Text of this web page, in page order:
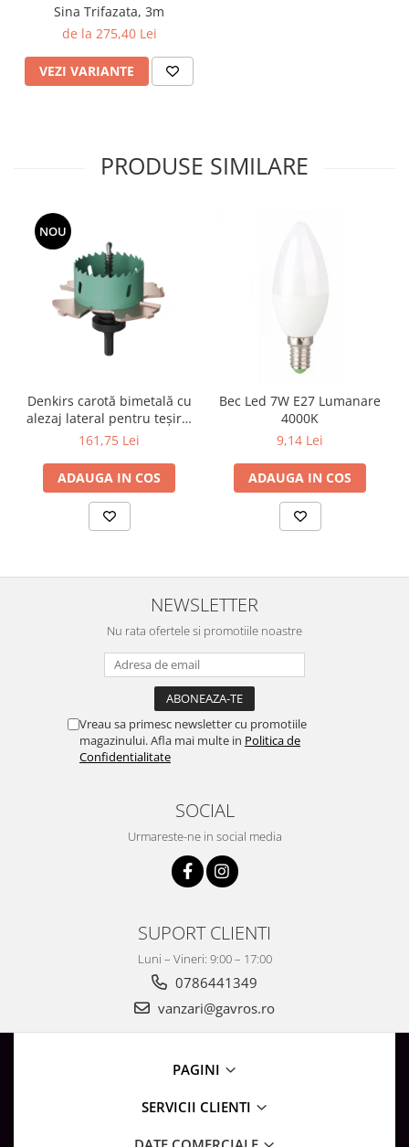
Sina Trifazata, 3m
de la 275,40 Lei
VEZI VARIANTE
PRODUSE SIMILARE
NOU
Denkirs carotă bimetală cu
alezaj lateral pentru teșire,
70×115 mm
161,75 Lei
ADAUGA IN COS
Bec Led 7W E27 Lumanare
4000K
9,14 Lei
ADAUGA IN COS
NEWSLETTER
Nu rata ofertele si promotiile noastre
Vreau sa primesc newsletter cu promotiile
magazinului. Afla mai multe in Politica de
Confidentialitate
SOCIAL
Urmareste-ne in social media
SUPORT CLIENTI
Luni – Vineri: 9:00 – 17:00
0786441349
vanzari@gavros.ro
PAGINI
SERVICII CLIENTI